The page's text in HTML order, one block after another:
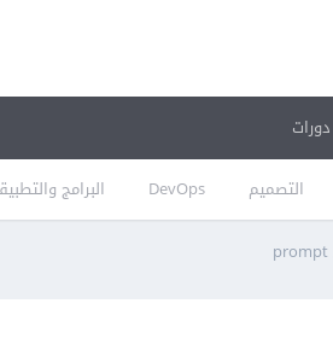
التصميم DevOps البرامج
دورات